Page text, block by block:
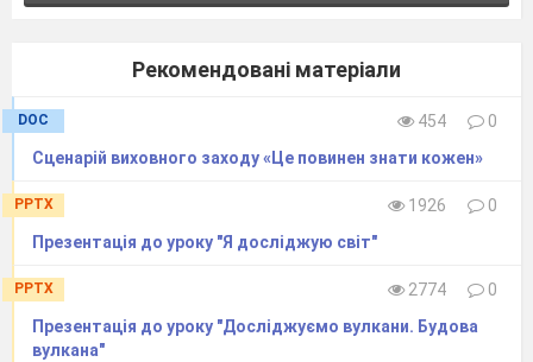
Рекомендовані матеріали
DOC 454
0
Сценарій виховного заходу «Це повинен знати кожен»
PPTX 1926
0
Презентація до уроку "Я досліджую світ"
PPTX 2774
0
Презентація до уроку "Досліджуємо вулкани. Будова
вулкана"